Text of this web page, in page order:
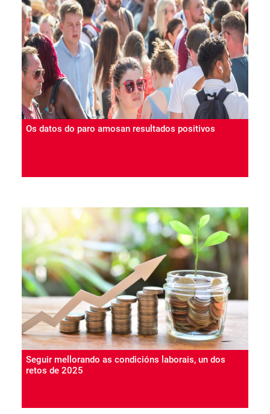
Os datos do paro amosan resultados positivos
Seguir mellorando as condicións laborais, un dos
retos de 2025